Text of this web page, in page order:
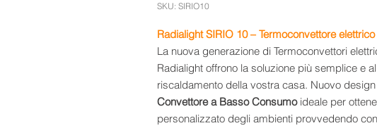
SKU: SIRIO10
Radialight SIRIO 10 – Termoconvettore
La nuova generazione di Termoconvettori
Radialight offrono la soluzione più semplice e
riscaldamento della vostra casa. Nuovo
Convettore a Basso Consumoideale per
personalizzato degli ambienti provvedendo